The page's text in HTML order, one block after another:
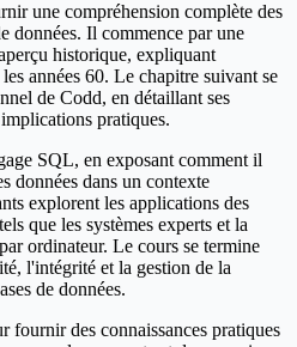
une compréhension complète des
données. Il commence par une
historique, expliquant
années 60. Le chapitre suivant se
de Codd, en détaillant ses
pratiques.
SQL, en exposant comment il
données dans un contexte
explorent les applications des
que les systèmes experts et la
ordinateur. Le cours se termine
l'intégrité et la gestion de la
de données.
fournir des connaissances pratiques